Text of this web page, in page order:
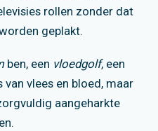
rollen zonder dat
geplakt.
ben, een vloedgolf, een
van vlees en bloed, maar
aangeharkte